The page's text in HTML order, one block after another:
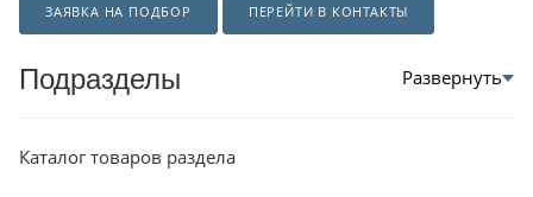
ЗАЯВКА НА ПОДБОР ПЕРЕЙТИ В КОНТАКТЫ
Подразделы
Каталог товаров раздела